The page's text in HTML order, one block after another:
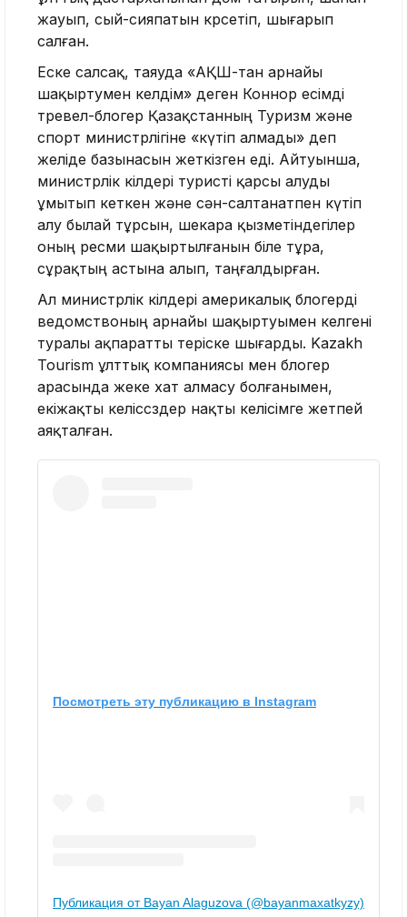
жауып, сый-сияпатын көрсетіп, шығарып
салған.
Еске салсақ, таяуда «АҚШ-тан арнайы
шақыртумен келдім» деген Коннор есімді
тревел-блогер Қазақстанның Туризм және
спорт министрлігіне «күтіп алмады» деп
желіде базынасын жеткізген еді. Айтуынша,
министрлік өкілдері туристі қарсы алуды
ұмытып кеткен және сән-салтанатпен күтіп
алу былай тұрсын, шекара қызметіндегілер
оның ресми шақыртылғанын біле тұра,
сұрақтың астына алып, таңғалдырған.
Ал министрлік өкілдері америкалық блогерді
ведомствоның арнайы шақыртуымен келгені
туралы ақпаратты теріске шығарды. Kazakh
Tourism ұлттық компаниясы мен блогер
арасында жеке хат алмасу болғанымен,
екіжақты келіссөздер нақты келісімге жетпей
аяқталған.
Посмотреть эту публикацию в Instagram
Публикация от Bayan Alaguzova (@bayanmaxatkyzy)